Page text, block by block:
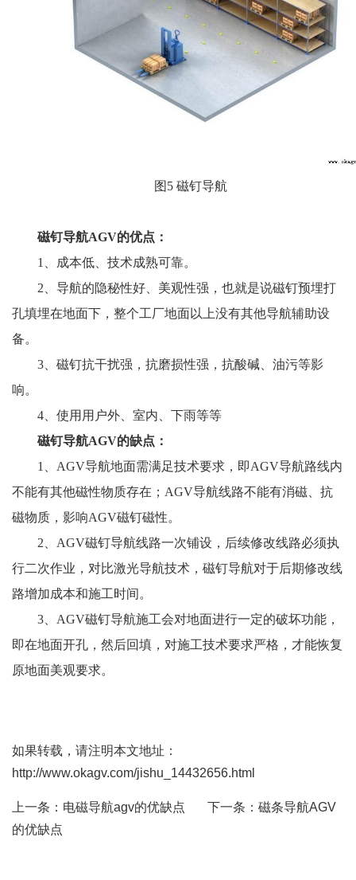
图5 磁钉导航
磁钉导航AGV的优点：
1、成本低、技术成熟可靠。
2、导航的隐秘性好、美观性强，也就是说磁钉预埋打
孔填埋在地面下，整个工厂地面以上没有其他导航辅助设
备。
3、磁钉抗干扰强，抗磨损性强，抗酸碱、油污等影
响。
4、使用用户外、室内、下雨等等
磁钉导航AGV的缺点：
1、AGV导航地面需满足技术要求，即AGV导航路线内
不能有其他磁性物质存在；AGV导航线路不能有消磁、抗
磁物质，影响AGV磁钉磁性。
2、AGV磁钉导航线路一次铺设，后续修改线路必须执
行二次作业，对比激光导航技术，磁钉导航对于后期修改线
路增加成本和施工时间。
3、AGV磁钉导航施工会对地面进行一定的破坏功能，
即在地面开孔，然后回填，对施工技术要求严格，才能恢复
原地面美观要求。
如果转载，请注明本文地址：
http://www.okagv.com/jishu_14432656.html
上一条： 电磁导航agv的优缺点 下一条： 磁条导航AGV
的优缺点